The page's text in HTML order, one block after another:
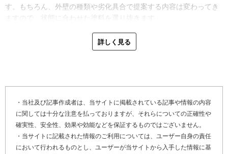
す。もちろん、外壁の種類や劣化具合で提案する内容は変わってき
ますので、状態に合わせた塗料を選り抜きます」
お客さまと接する上で気を付けているのは「お客さま目線」。
現場が独断で施工を進めず、常にお客さまの立場に寄り添い、ヒア
雪もあり、雨や雪が塗装工事を阻む場合もあるそう。
「雨天だと、塗面にも当然良くないのですが、職人にとっても足場
の湿りが危険です。事故を起こさないよう塗装に適した天候で、落
ち着いて作業をするようにしています」
詳しく見る
・当社及び記事作成者は、当サイトに掲載されている記事や情報の内容
に関しては十分な注意を払っておりますが、それらについての正確性や
確実性、安全性、効果や効能などを保証するものではございません。
・当サイトに記載された情報のご利用については、ユーザー自身の責任
において行われるものとし、ユーザーが当サイトから入手した情報に基